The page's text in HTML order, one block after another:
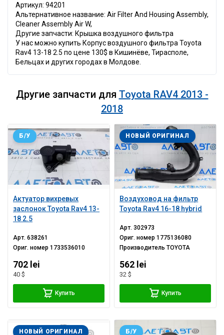
Артикул: 94201
Альтернативное название: Air Filter And Housing Assembly,
Cleaner Assembly Air W,
Другие запчасти: Крышка воздушного фильтра
У нас можно купить Корпус воздушного фильтра Toyota
Rav4 13-18 2.5 по цене 130$ в Кишинёве, Тирасполе,
Бельцах и других городах в Молдове.
Другие запчасти для Toyota RAV4 2013 -
2018
Актуатор вихревых
заслонок Toyota Rav4 13-
18 2.5
Б/У
Арт.638261
Ориг. номер1733536010
702 lei
40 $
Купить
Воздуховод на фильтр
Toyota Rav4 16-18 hybrid
НОВЫЙ ОРИГИНАЛ
Арт.302973
Ориг. номер1775136080
ПроизводительTOYOTA
562 lei
32 $
Купить
НОВЫЙ ОРИГИНАЛ Б/У